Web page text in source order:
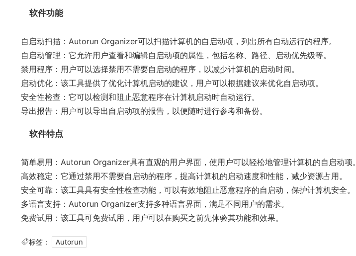
软件功能
自启动扫描：Autorun Organizer可以扫描计算机的自启动项，列出所有自动运行的程序。
自启动管理：它允许用户查看和编辑自启动项的属性，包括名称、路径、启动优先级等。
禁用程序：用户可以选择禁用不需要自启动的程序，以减少计算机的启动时间。
启动优化：该工具提供了优化计算机启动的建议，用户可以根据建议来优化自启动项。
安全性检查：它可以检测和阻止恶意程序在计算机启动时自动运行。
导出报告：用户可以导出自启动项的报告，以便随时进行参考和备份。
软件特点
简单易用：Autorun Organizer具有直观的用户界面，使用户可以轻松地管理计算机的自启动项。
高效稳定：它通过禁用不需要自启动的程序，提高计算机的启动速度和性能，减少资源占用。
安全可靠：该工具具有安全性检查功能，可以有效地阻止恶意程序的自启动，保护计算机安全。
多语言支持：Autorun Organizer支持多种语言界面，满足不同用户的需求。
免费试用：该工具可免费试用，用户可以在购买之前先体验其功能和效果。
标签： Autorun